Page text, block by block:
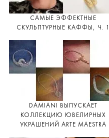
САМЫЕ ЭФФЕКТНЫЕ
СКУЛЬПТУРНЫЕ КАФФЫ, Ч. 1
DAMIANI ВЫПУСКАЕТ
КОЛЛЕКЦИЮ ЮВЕЛИРНЫХ
УКРАШЕНИЙ ARTE MAESTRA